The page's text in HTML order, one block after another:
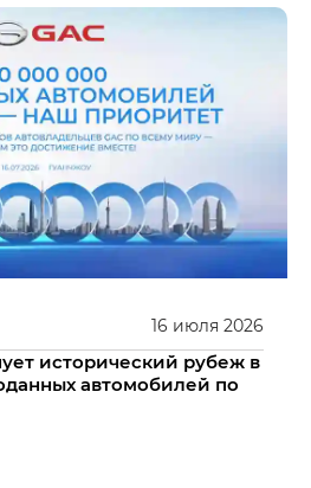
16 июля 2026
исторический рубеж в
автомобилей по